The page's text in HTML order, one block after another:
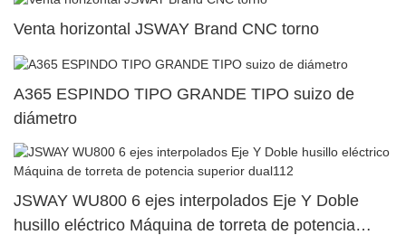
Venta horizontal JSWAY Brand CNC torno
A365 ESPINDO TIPO GRANDE TIPO suizo de
diámetro
JSWAY WU800 6 ejes interpolados Eje Y Doble
husillo eléctrico Máquina de torreta de potencia